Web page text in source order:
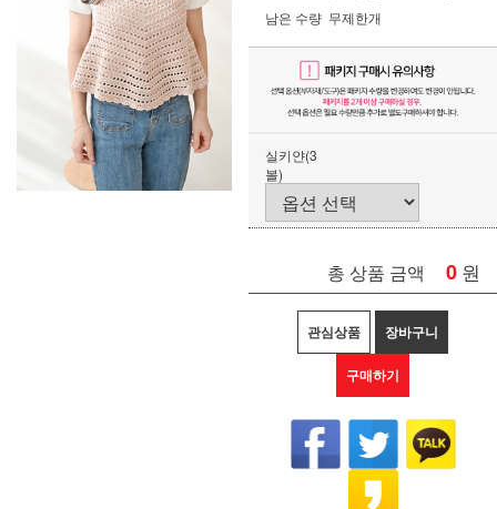
남은 수량 무제한개
실키얀(3
볼)
총 상품 금액 0 원
관심상품 장바구니
구매하기